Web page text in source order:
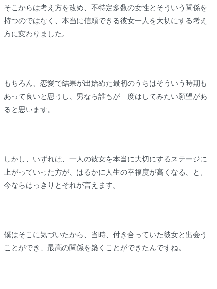
そこからは考え方を改め、不特定多数の女性とそういう関係を
持つのではなく、本当に信頼できる彼女一人を大切にする考え
方に変わりました。
もちろん、恋愛で結果が出始めた最初のうちはそういう時期も
あって良いと思うし、男なら誰もが一度はしてみたい願望があ
ると思います。
しかし、いずれは、一人の彼女を本当に大切にするステージに
上がっていった方が、はるかに人生の幸福度が高くなる、と、
今ならはっきりとそれが言えます。
僕はそこに気づいたから、当時、付き合っていた彼女と出会う
ことができ、最高の関係を築くことができたんですね。